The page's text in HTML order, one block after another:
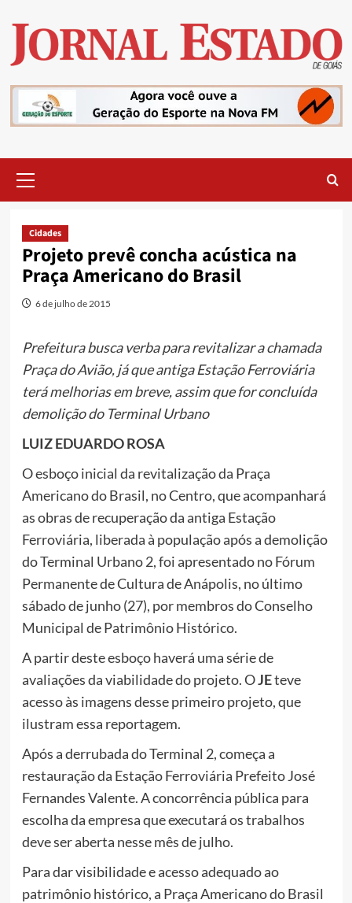
content
Menu
Cidades
Projeto prevê concha acústica na
Praça Americano do Brasil
6 de julho de 2015
Prefeitura busca verba para revitalizar a chamada
Praça do Avião, já que antiga Estação Ferroviária
terá melhorias em breve, assim que for concluída
demolição do Terminal Urbano
LUIZ EDUARDO ROSA
O esboço inicial da revitalização da Praça
Americano do Brasil, no Centro, que acompanhará
as obras de recuperação da antiga Estação
Ferroviária, liberada à população após a demolição
do Terminal Urbano 2, foi apresentado no Fórum
Permanente de Cultura de Anápolis, no último
sábado de junho (27), por membros do Conselho
Municipal de Patrimônio Histórico.
A partir deste esboço haverá uma série de
avaliações da viabilidade do projeto. OJEteve
acesso às imagens desse primeiro projeto, que
ilustram essa reportagem.
Após a derrubada do Terminal 2, começa a
restauração da Estação Ferroviária Prefeito José
Fernandes Valente. A concorrência pública para
escolha da empresa que executará os trabalhos
deve ser aberta nesse mês de julho.
Para dar visibilidade e acesso adequado ao
patrimônio histórico, a Praça Americano do Brasil